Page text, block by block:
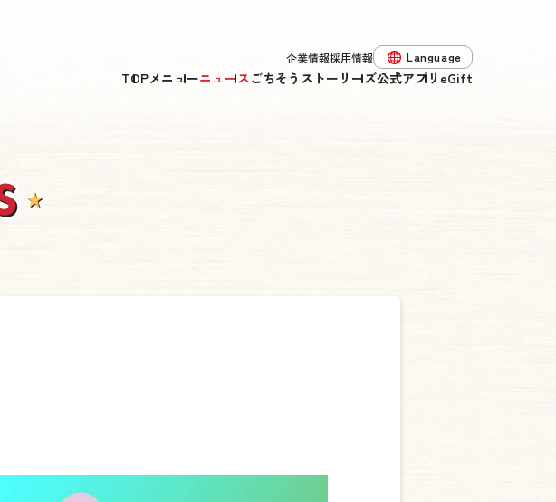
TOPメニューニュースごちそうストーリーズ公式アプリ eGift
企業情報採用情報 Language